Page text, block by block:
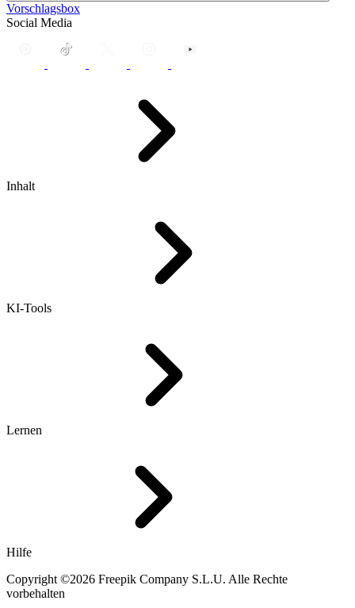
Vorschlagsbox
Social Media
Inhalt
KI-Tools
Lernen
Hilfe
Copyright ©2026 Freepik Company S.L.U. Alle Rechte
vorbehalten